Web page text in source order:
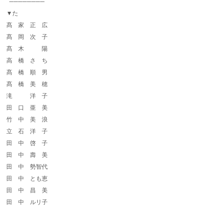
────────
▼た
髙 家 正 広
髙 岡 次 子
髙 木 陽
高 橋 さ ち
髙 橋 順 男
髙 橋 美 穂
滝 洋 子
田 口 亜 美
竹 中 美 浪
立 石 洋 子
田 中 啓 子
田 中 壽 美
田 中 勢智代
田 中 とも恵
田 中 昌 美
田 中 ルリ子